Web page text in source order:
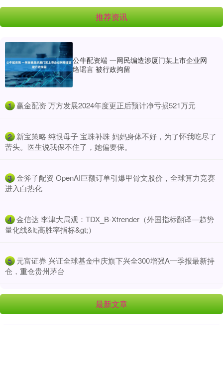
推荐资讯
公牛配资端 一网民编造涉厦门某上市企业网
络谣言 被行政拘留
1 ​赢金配资 万方发展2024年度更正后预计净亏损521万元
2 ​新宝策略 纯恨母子 宝珠补珠 妈妈身体不好，为了怀我吃尽了
苦头。医生说我保不住了，她偏要保。
3 ​金斧子配资 OpenAI巨额订单引爆甲骨文股价，全球算力竞赛
进入白热化
4 ​金信达 李津大局观：TDX_B-Xtrender（外国指标翻译—趋势
量化线&lt;高胜率指标&gt;）
5 ​元富证券 兴证全球基金申庆旗下兴全300增强A一季报最新持
仓，重仓贵州茅台
最新文章